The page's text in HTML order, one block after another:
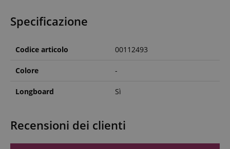
Specificazione
Codice articolo 00112493
Colore -
Longboard Sì
Recensioni dei clienti